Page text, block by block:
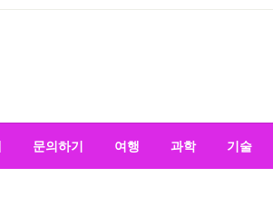
문의하기 여행 과학 기술